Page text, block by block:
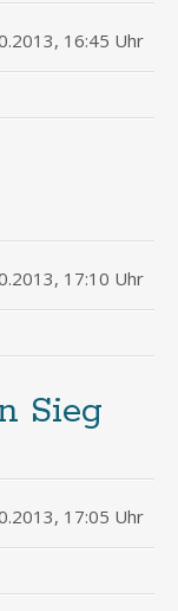
16:45 Uhr
17:10 Uhr
Sieg
17:05 Uhr